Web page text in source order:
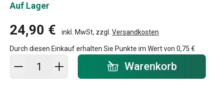
Auf Lager
24,90 € inkl. MwSt, zzgl. Versandkosten
Durch diesen Einkauf erhalten Sie Punkte im Wert von 0,75 €
In den Warenkorb - Menge Warenkorb